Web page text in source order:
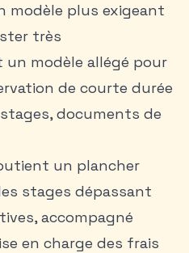
modèle plus exigeant
très
modèle allégé pour
de courte durée
documents de
un plancher
stages dépassant
accompagné
en charge des frais